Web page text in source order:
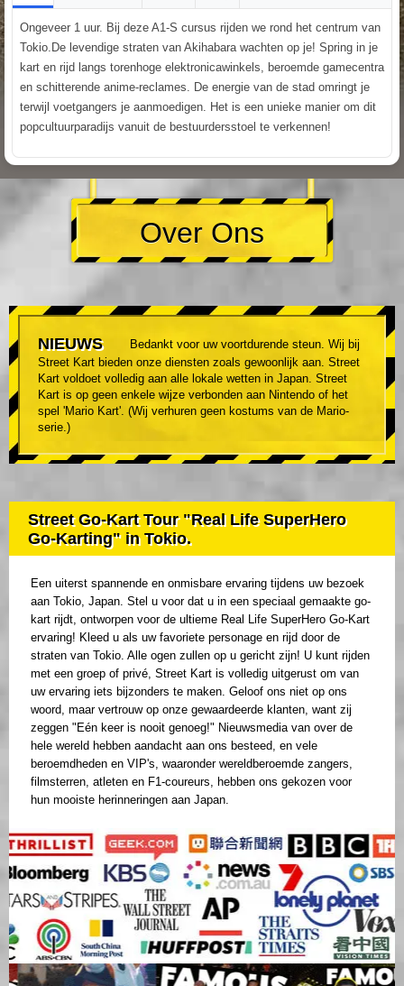
Ongeveer 1 uur. Bij deze A1-S cursus rijden we rond het centrum van
Tokio.De levendige straten van Akihabara wachten op je! Spring in je
kart en rijd langs torenhoge elektronicawinkels, beroemde gamecentra
en schitterende anime-reclames. De energie van de stad omringt je
terwijl voetgangers je aanmoedigen. Het is een unieke manier om dit
popcultuurparadijs vanuit de bestuurdersstoel te verkennen!
Over Ons
NIEUWS
Bedankt voor uw voortdurende steun. Wij bij
Street Kart bieden onze diensten zoals gewoonlijk aan. Street
Kart voldoet volledig aan alle lokale wetten in Japan. Street
Kart is op geen enkele wijze verbonden aan Nintendo of het
spel 'Mario Kart'. (Wij verhuren geen kostums van de Mario-
serie.)
Street Go-Kart Tour "Real Life SuperHero
Go-Karting" in Tokio.
Een uiterst spannende en onmisbare ervaring tijdens uw bezoek
aan Tokio, Japan. Stel u voor dat u in een speciaal gemaakte go-
kart rijdt, ontworpen voor de ultieme Real Life SuperHero Go-Kart
ervaring! Kleed u als uw favoriete personage en rijd door de
straten van Tokio. Alle ogen zullen op u gericht zijn! U kunt rijden
met een groep of privé, Street Kart is volledig uitgerust om van
uw ervaring iets bijzonders te maken. Geloof ons niet op ons
woord, maar vertrouw op onze gewaardeerde klanten, want zij
zeggen "Eén keer is nooit genoeg!" Nieuwsmedia van over de
hele wereld hebben aandacht aan ons besteed, en vele
beroemdheden en VIP's, waaronder wereldberoemde zangers,
filmsterren, atleten en F1-coureurs, hebben ons gekozen voor
hun mooiste herinneringen aan Japan.